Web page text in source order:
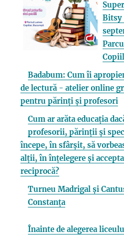
Bitsy
Badabum: Cum îi
de lectură - atelier online
pentru părinți și profesori
Cum ar arăta educația
profesorii, părinții și
începe, în sfârșit, să
alții, în înțelegere și
reciprocă?
Turneu Madrigal și
Constanța
Înainte de alegerea